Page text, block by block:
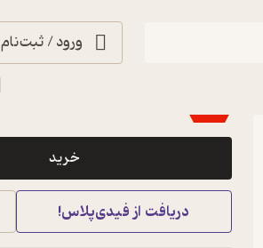
ورود / ثبت‌نام
٪50
خرید
دریافت از فیدی‌پلاس!